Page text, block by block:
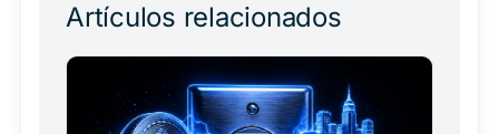
Artículos relacionados